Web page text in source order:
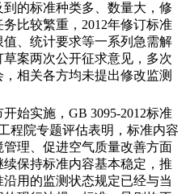
的标准种类多、数量大，修
比较繁重，2012年修订标准
、统计要求等一系列急需解
案两次公开征求意见，多次
相关各方均未提出修改监测
始实施，GB 3095-2012标准
程院专题评估表明，标准内容
理、促进空气质量改善方面
保持标准内容基本稳定，推
用的监测状态规定已经与当